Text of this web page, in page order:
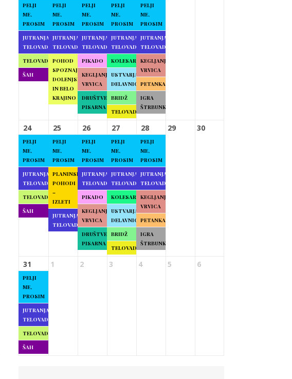
PELJI
ME,
PROSIM
JUTRANJA
TELOVADBA
TELOVADBA
ŠAH
PELJI
ME,
PROSIM
JUTRANJA
TELOVADBA
POHOD
SPOZNAJMO
DOLENJSKO
IN BELO
KRAJINO
PELJI
ME,
PROSIM
JUTRANJA
TELOVADBA
PIKADO
KEGLJANJE
VRVICA
DRUŠTVENA
PISARNA
PELJI
ME,
PROSIM
JUTRANJA
TELOVADBA
KOLESARJENJE
USTVARJALNE
DELAVNICE
BRIDŽ
TELOVADBA
PELJI
ME,
PROSIM
JUTRANJA
TELOVADBA
KEGLJANJE
VRVICA
PETANKA
IGRA
ŠTRBUNK
24
PELJI
ME,
PROSIM
JUTRANJA
TELOVADBA
TELOVADBA
ŠAH
25
PELJI
ME,
PROSIM
PLANINSKI
POHODI
–
IZLETI
JUTRANJA
TELOVADBA
26
PELJI
ME,
PROSIM
JUTRANJA
TELOVADBA
PIKADO
KEGLJANJE
VRVICA
DRUŠTVENA
PISARNA
27
PELJI
ME,
PROSIM
JUTRANJA
TELOVADBA
KOLESARJENJE
USTVARJALNE
DELAVNICE
BRIDŽ
TELOVADBA
28
PELJI
ME,
PROSIM
JUTRANJA
TELOVADBA
KEGLJANJE
VRVICA
PETANKA
IGRA
ŠTRBUNK
29 30
31
PELJI
ME,
PROSIM
JUTRANJA
TELOVADBA
TELOVADBA
ŠAH
1 2 3 4 5 6